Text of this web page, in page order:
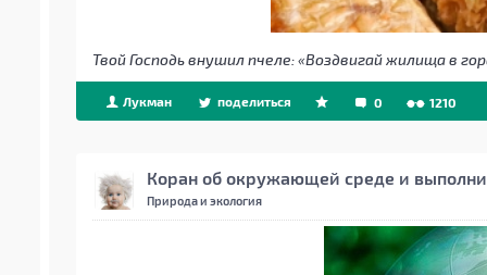
Твой Господь внушил пчеле: «Воздвигай жилища в
Лукман поделиться 0 1210
Коран об окружающей среде и
Природа и экология